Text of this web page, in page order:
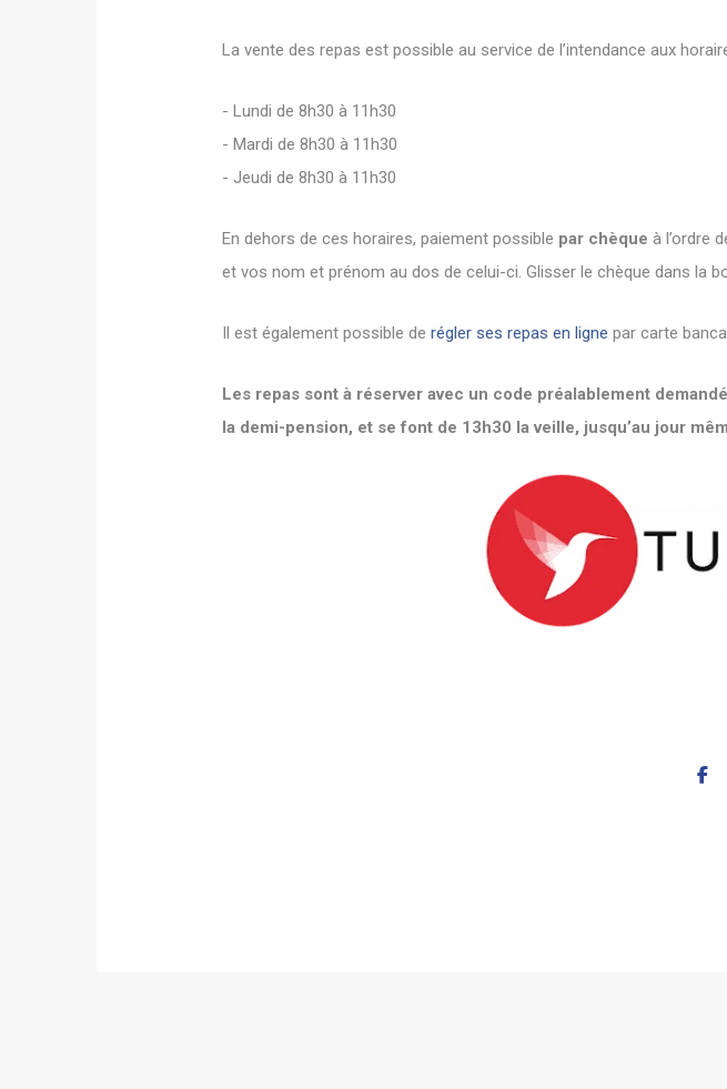
La vente des repas est possible au service de l’intendance aux
- Lundi de 8h30 à 11h30
- Mardi de 8h30 à 11h30
- Jeudi de 8h30 à 11h30
En dehors de ces horaires, paiement possible par chèque à l’ordre
et vos nom et prénom au dos de celui-ci. Glisser le chèque dans la
Il est également possible de régler ses repas en ligne par carte
Les repas sont à réserver avec un code préalablement
la demi-pension, et se font de 13h30 la veille, jusqu’au jour